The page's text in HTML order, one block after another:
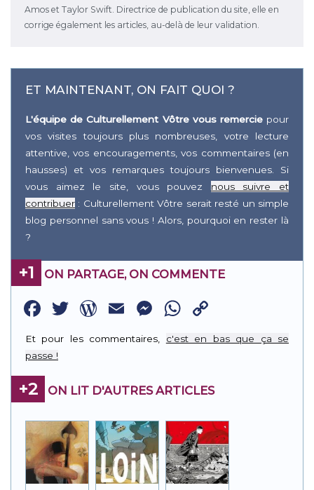
Amos et Taylor Swift. Directrice de publication du site, elle en
corrige également les articles, au-delà de leur validation.
ET MAINTENANT, ON FAIT QUOI ?
L'équipe de Culturellement Vôtre vous remerciepour
vos visites toujours plus nombreuses, votre lecture
attentive, vos encouragements, vos commentaires (en
hausses) et vos remarques toujours bienvenues. Si
vous aimez le site, vous pouvez nous suivre et
contribuer : Culturellement Vôtre serait resté un simple
blog personnel sans vous ! Alors, pourquoi en rester là
?
+1 ON PARTAGE, ON COMMENTE
Facebook
Twitter
WordPress
EmailMessenger
WhatsApp
Link
Et pour les commentaires, c'est en bas que ça se
passe !
+2 ON LIT D'AUTRES ARTICLES